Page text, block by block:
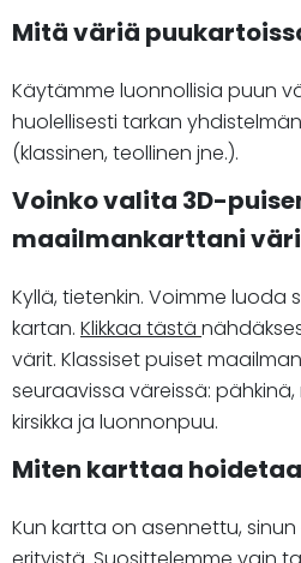
Mitä väriä
Käytämme luonnollisia puun
huolellisesti tarkan
(klassinen, teollinen jne.).
Voinko valita 3D-
maailmankarttani
Kyllä, tietenkin. Voimme luoda
kartan. Klikkaa tästä
värit. Klassiset puiset
seuraavissa väreissä:
kirsikka ja luonnonpuu.
Miten karttaa
Kun kartta on asennettu,